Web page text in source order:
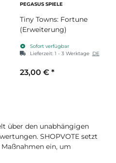
PEGASUS SPIELE
Tiny Towns: Fortune
(Erweiterung)
Sofort verfügbar
Lieferzeit: 1 - 3 Werktage DE
23,00 € *
über den unabhängigen
SHOPVOTE setzt
ein, um